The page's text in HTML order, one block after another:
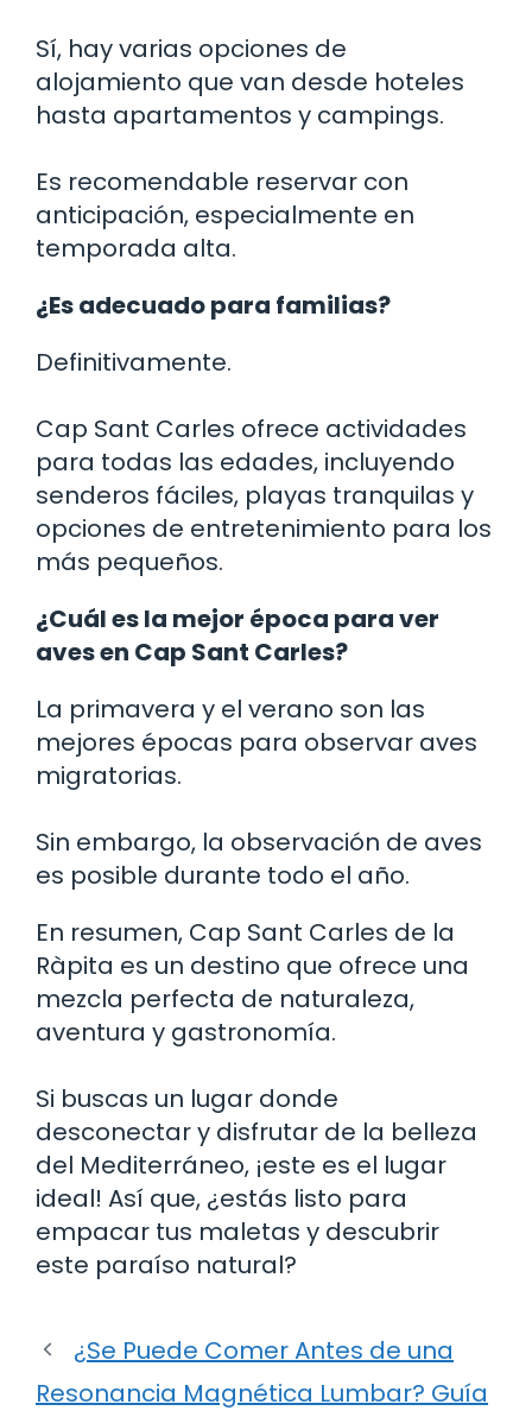
Sí, hay varias opciones de
alojamiento que van desde hoteles
hasta apartamentos y campings.
Es recomendable reservar con
anticipación, especialmente en
temporada alta.
¿Es adecuado para familias?
Definitivamente.
Cap Sant Carles ofrece actividades
para todas las edades, incluyendo
senderos fáciles, playas tranquilas y
opciones de entretenimiento para los
más pequeños.
¿Cuál es la mejor época para ver
aves en Cap Sant Carles?
La primavera y el verano son las
mejores épocas para observar aves
migratorias.
Sin embargo, la observación de aves
es posible durante todo el año.
En resumen, Cap Sant Carles de la
Ràpita es un destino que ofrece una
mezcla perfecta de naturaleza,
aventura y gastronomía.
Si buscas un lugar donde
desconectar y disfrutar de la belleza
del Mediterráneo, ¡este es el lugar
ideal! Así que, ¿estás listo para
empacar tus maletas y descubrir
este paraíso natural?
¿Se Puede Comer Antes de una
Resonancia Magnética Lumbar? Guía